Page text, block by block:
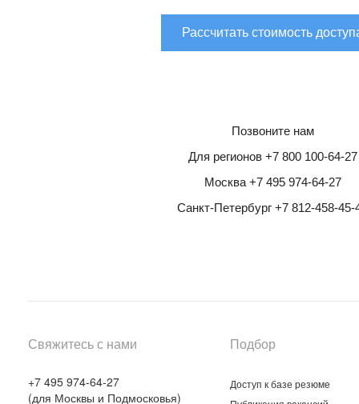
Рассчитать стоимость
Позвоните нам
Для регионов +7 800 100-64-27
Москва +7 495 974-64-27
Санкт-Петербург +7 812-458-45-
Свяжитесь с нами
+7 495 974-64-27
(для Москвы и Подмосковья)
Подбор
Доступ к базе резюме